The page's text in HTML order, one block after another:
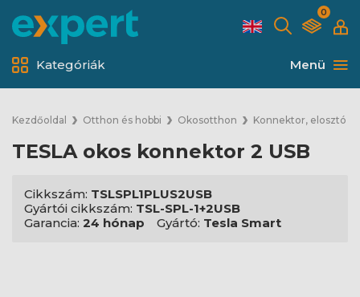
0
Menü
Kategóriák
Kezdőoldal Otthon és hobbi Okosotthon Konnektor, elosztó
TESLA okos konnektor 2 USB
Cikkszám: TSLSPL1PLUS2USB
Gyártói cikkszám: TSL-SPL-1+2USB
Garancia: 24 hónap Gyártó: Tesla Smart